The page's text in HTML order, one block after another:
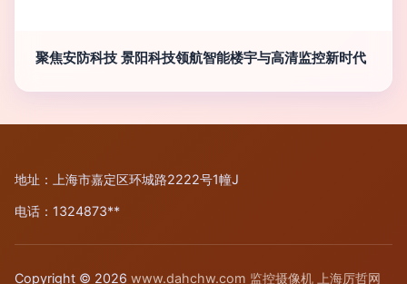
聚焦安防科技 景阳科技领航智能楼宇与高清监控新时代
地址：上海市嘉定区环城路2222号1幢J
电话：1324873**
Copyright © 2026 www.dahchw.com 监控摄像机 上海厉哲网